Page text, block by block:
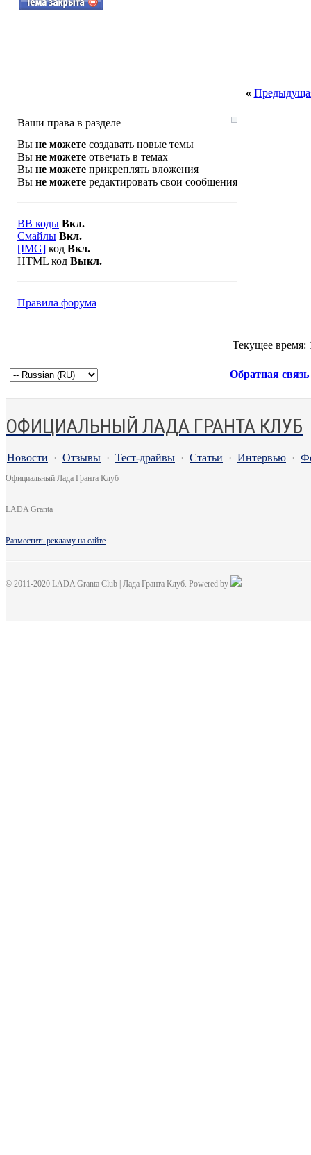
«
Ваши права в разделе
Вы не можете создавать новые темы
Вы не можете отвечать в темах
Вы не можете прикреплять вложения
Вы не можете редактировать свои сообщения
BB коды Вкл.
Смайлы Вкл.
[IMG] код Вкл.
HTML код Выкл.
Правила форума
Текущее время:
Обратная связь
ОФИЦИАЛЬНЫЙ ЛАДА ГРАНТА КЛУБ
Новости · Отзывы · Тест-драйвы · Статьи · Интервью ·
Официальный Лада Гранта Клуб
LADA Granta
Разместить рекламу на сайте
© 2011-2020 LADA Granta Club | Лада Гранта Клуб. Powered by